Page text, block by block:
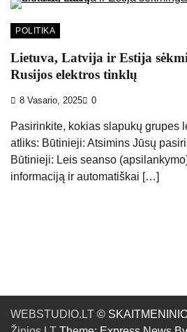
POLITIKA
Lietuva, Latvija ir Estija
Rusijos elektros tinklų
8 Vasario, 2025 0
Pasirinkite, kokias slapukų grupes
atliks: Būtinieji: Atsimins Jūsų
Būtinieji: Leis seanso
informaciją ir automatiškai […]
WEBSTUDIO.LT ©